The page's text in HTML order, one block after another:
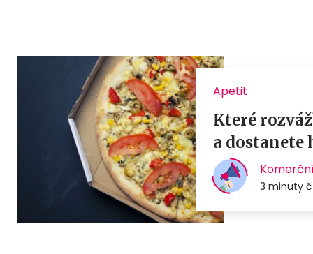
Apetit
Které
a dostanete
3 minuty